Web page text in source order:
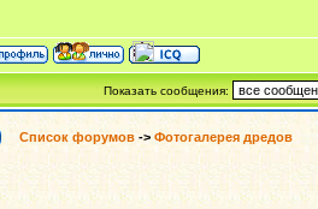
Показать сообщения:
Список форумов -> Фотогалерея дредов